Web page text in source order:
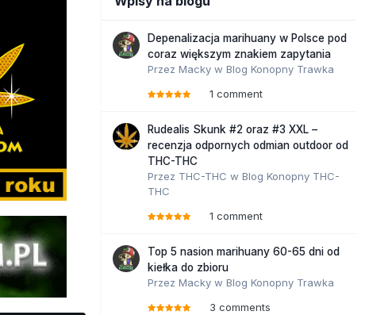
Depenalizacja marihuany w Polsce pod
coraz większym znakiem zapytania
Przez Macky w Blog Konopny Trawka
1 comment
Rudealis Skunk #2 oraz #3 XXL –
recenzja odpornych odmian outdoor od
THC-THC
Przez THC-THC w Blog Konopny THC-
THC
1 comment
Top 5 nasion marihuany 60-65 dni od
kiełka do zbioru
Przez Macky w Blog Konopny Trawka
3 comments